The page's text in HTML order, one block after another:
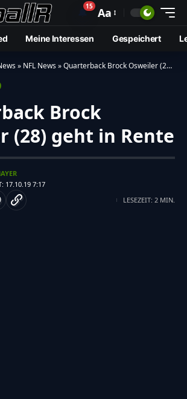
🔔15 Aa
Meine Interessen Gespeichert
» NFL News»Quarterback Brock Osweiler (28) geht in Rente
Brock
(28) geht in Rente
17.10.19 7:17
LESEZEIT: 2 MIN.